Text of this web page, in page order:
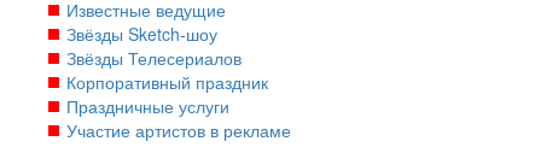
Известные ведущие
Звёзды Sketch-шоу
Звёзды Телесериалов
Корпоративный праздник
Праздничные услуги
Участие артистов в рекламе